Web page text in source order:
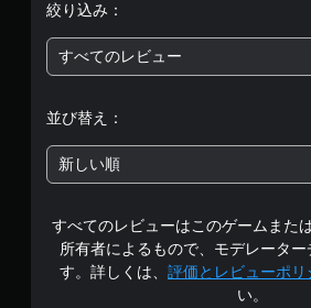
絞り込み：
すべてのレビュー
並び替え：
新しい順
すべてのレビューはこのゲームまた
所有者によるもので、モデレーター
す。詳しくは、 評価とレビューポリ
い。